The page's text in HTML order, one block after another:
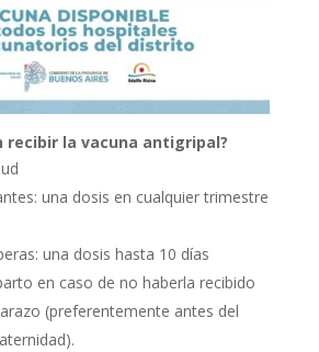
recibir la vacuna antigripal?
una dosis en cualquier trimestre
una dosis hasta 10 días
en caso de no haberla recibido
(preferentemente antes del